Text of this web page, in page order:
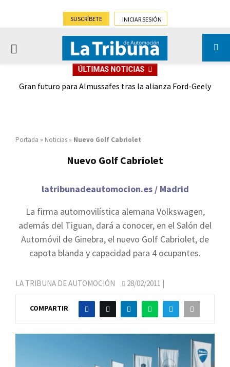
SUSCRÍBETE INICIAR SESIÓN
PRIMARY
ÚLTIMAS NOTICIAS
Gran futuro para Almussafes tras la alianza Ford-Geely
Portada » Noticias » Nuevo Golf Cabriolet
Nuevo Golf Cabriolet
latribunadeautomocion.es / Madrid
La firma automovilística alemana Volkswagen,
además del Tiguan, dará a conocer, en el Salón del
Automóvil de Ginebra, el nuevo Golf Cabriolet, de
capota blanda y capacidad para 4 ocupantes.
LA TRIBUNA DE AUTOMOCIÓN 28/02/2011 |
COMPARTIR